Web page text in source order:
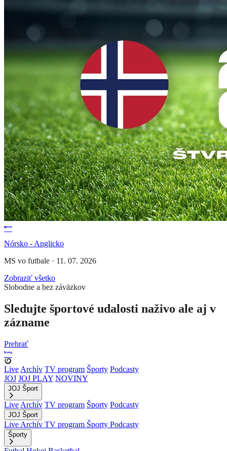
Nórsko - Anglicko
MS vo futbale · 11. 07. 2026
Zobraziť všetko
Slobodne a bez záväzkov
Sledujte športové udalosti naživo ale aj v
zázname
Prehrať
Live Archív TV program Športy Podcasty
JOJ JOJ PLAY NOVINY
JOJ Šport
Live Archív TV program Športy Podcasty
JOJ Šport
Live Archív TV program Športy Podcasty
Športy